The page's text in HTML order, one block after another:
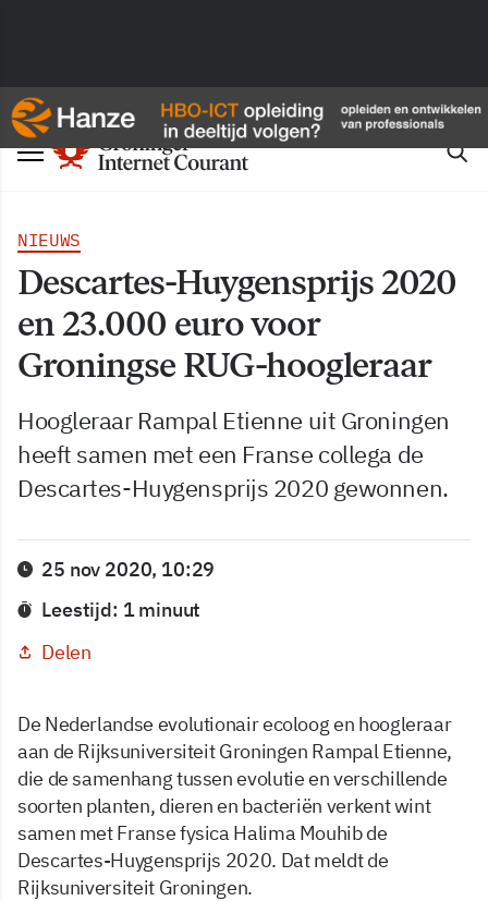
NIEUWS
Descartes-Huygensprijs 2020
en 23.000 euro voor
Groningse RUG-hoogleraar
Hoogleraar Rampal Etienne uit Groningen
heeft samen met een Franse collega de
Descartes-Huygensprijs 2020 gewonnen.
25 nov 2020, 10:29
Leestijd: 1 minuut
Delen
De Nederlandse evolutionair ecoloog en hoogleraar
aan de Rijksuniversiteit Groningen Rampal Etienne,
die de samenhang tussen evolutie en verschillende
soorten planten, dieren en bacteriën verkent wint
samen met Franse fysica Halima Mouhib de
Descartes-Huygensprijs 2020. Dat meldt de
Rijksuniversiteit Groningen.